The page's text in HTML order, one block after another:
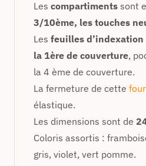
Les compartiments sont
3/10ème, les touches
Les feuilles
la 1ère de couverture,
la 4 ème de couverture.
La fermeture de cette
élastique.
Les dimensions sont de
Coloris assortis :
gris, violet, vert pomme.